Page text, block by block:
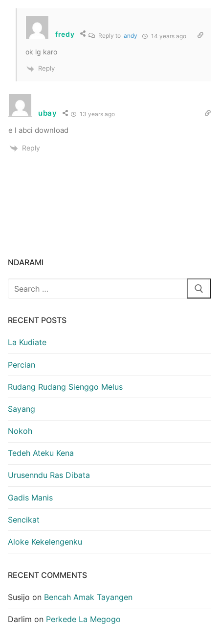
fredy Reply to andy 14 years ago
ok lg karo
Reply
ubay 13 years ago
e l abci download
Reply
NDARAMI
Search
RECENT POSTS
La Kudiate
Percian
Rudang Rudang Sienggo Melus
Sayang
Nokoh
Tedeh Ateku Kena
Urusenndu Ras Dibata
Gadis Manis
Sencikat
Aloke Kekelengenku
RECENT COMMENTS
Susijo on Bencah Amak Tayangen
Darlim on Perkede La Megogo